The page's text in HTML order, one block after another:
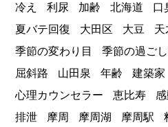
冷え
利尿 加齢 北海道 口
夏バテ回復
大田区 大豆
天
季節の変わり目
季節の過ご
屈斜路
山田泉 年齢 建築家
心理カウンセラー
恵比寿
排泄
摩周 摩周湖 摩周駅